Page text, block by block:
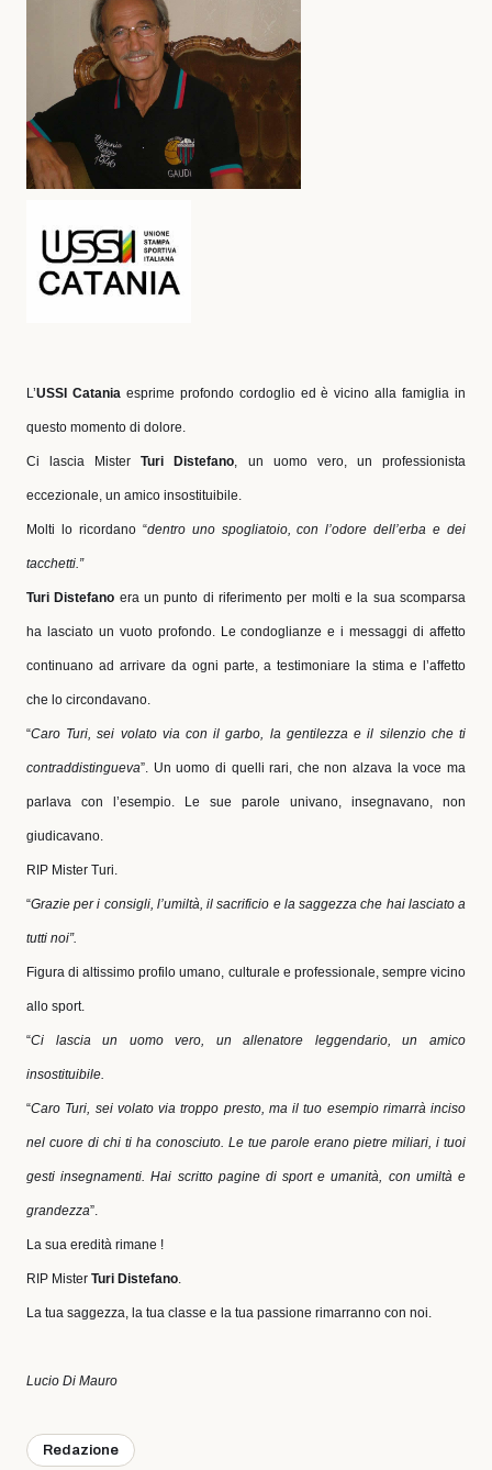
L’USSI Cataniaesprime profondo cordoglio ed è vicino alla famiglia in
questo momento di dolore.
Ci lascia MisterTuri Distefano, un uomo vero, un professionista
eccezionale, un amico insostituibile.
Molti lo ricordano “dentro uno spogliatoio, con l’odore dell’erba e dei
tacchetti.”
Turi Distefano era un punto di riferimento per molti e la sua scomparsa
ha lasciato un vuoto profondo. Le condoglianze e i messaggi di affetto
continuano ad arrivare da ogni parte, a testimoniare la stima e l’affetto
che lo circondavano.
“Caro Turi, sei volato via con il garbo, la gentilezza e il silenzio che ti
contraddistingueva”. Un uomo di quelli rari, che non alzava la voce ma
parlava con l’esempio. Le sue parole univano, insegnavano, non
giudicavano.
RIP Mister Turi.
“Grazie per i consigli, l’umiltà, il sacrificio e la saggezza che hai lasciato a
tutti noi”.
Figura di altissimo profilo umano, culturale e professionale, sempre vicino
allo sport.
“Ci lascia un uomo vero, un allenatore leggendario, un amico
insostituibile.
“Caro Turi, sei volato via troppo presto, ma il tuo esempio rimarrà inciso
nel cuore di chi ti ha conosciuto. Le tue parole erano pietre miliari, i tuoi
gesti insegnamenti. Hai scritto pagine di sport e umanità, con umiltà e
grandezza”.
La sua eredità rimane !
RIP Mister Turi Distefano.
La tua saggezza, la tua classe e la tua passione rimarranno con noi.
Lucio Di Mauro
Redazione